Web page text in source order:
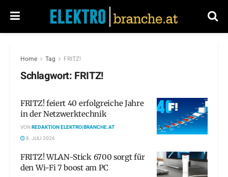
Home Tag FRITZ!
Schlagwort: FRITZ!
FRITZ! feiert 40 erfolgreiche Jahre
in der Netzwerktechnik
VONREDAKTION ELEKTRO|BRANCHE.AT
8. JULI 2026
FRITZ! WLAN-Stick 6700 sorgt für
den Wi-Fi 7 boost am PC